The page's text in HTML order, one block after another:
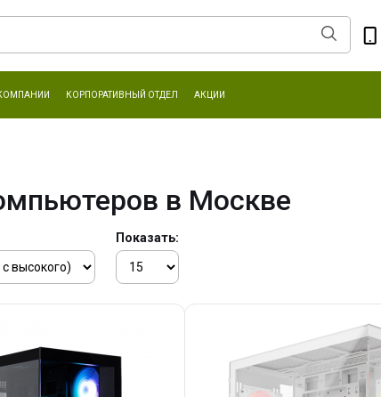
КОРПОРАТИВНЫЙ ОТДЕЛ АКЦИИ
в Москве
Показать: